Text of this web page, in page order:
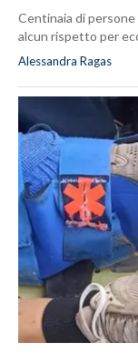
Centinaia di
alcun rispetto per
Alessandra Ragas